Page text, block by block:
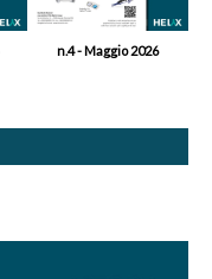
n.4 - Maggio 2026